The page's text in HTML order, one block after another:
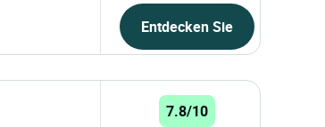
Entdecken Sie
7.8/10